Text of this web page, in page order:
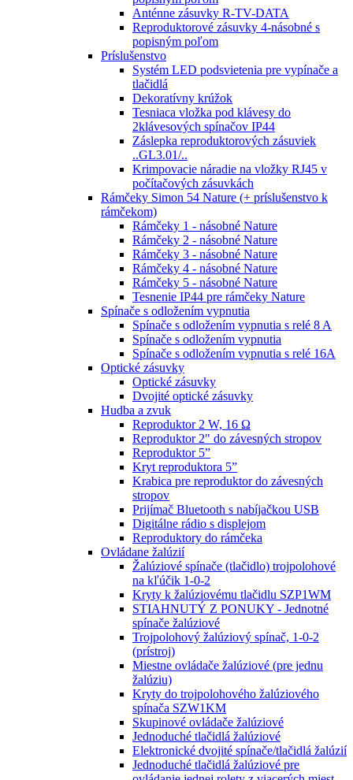
Anténne zásuvky R-TV-DATA
Reproduktorové zásuvky 4-násobné s
popisným poľom
Príslušenstvo
Systém LED podsvietenia pre vypínače a
tlačidlá
Dekoratívny krúžok
Tesniaca vložka pod klávesy do
2klávesových spínačov IP44
Záslepka reproduktorových zásuviek
..GL3.01/..
Krimpovacie náradie na vložky RJ45 v
počítačových zásuvkách
Rámčeky Simon 54 Nature (+ príslušenstvo k
rámčekom)
Rámčeky 1 - násobné Nature
Rámčeky 2 - násobné Nature
Rámčeky 3 - násobné Nature
Rámčeky 4 - násobné Nature
Rámčeky 5 - násobné Nature
Tesnenie IP44 pre rámčeky Nature
Spínače s odložením vypnutia
Spínače s odložením vypnutia s relé 8 A
Spínače s odložením vypnutia
Spínače s odložením vypnutia s relé 16A
Optické zásuvky
Optické zásuvky
Dvojité optické zásuvky
Hudba a zvuk
Reproduktor 2 W, 16 Ω
Reproduktor 2" do závesných stropov
Reproduktor 5”
Kryt reproduktora 5”
Krabica pre reproduktor do závesných
stropov
Prijímač Bluetooth s nabíjačkou USB
Digitálne rádio s displejom
Reproduktory do rámčeka
Ovládane žalúzií
Žalúziové spínače (tlačidlo) trojpolohové
na kľúčik 1-0-2
Kryty k žalúziovému tlačidlu SZP1WM
STIAHNUTÝ Z PONUKY - Jednotné
spínače žalúziové
Trojpolohový žalúziový spínač, 1-0-2
(prístroj)
Miestne ovládače žalúziové (pre jednu
žalúziu)
Kryty do trojpolohového žalúziového
spínača SZW1KM
Skupinové ovládače žalúziové
Jednoduché tlačidlá žalúziové
Elektronické dvojité spínače/tlačidlá žalúzií
Jednoduché tlačidlá žalúziové pre